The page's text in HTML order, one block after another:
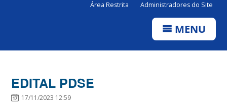
Área Restrita Administradores do Site
MENU
EDITAL PDSE
17/11/2023 12:59